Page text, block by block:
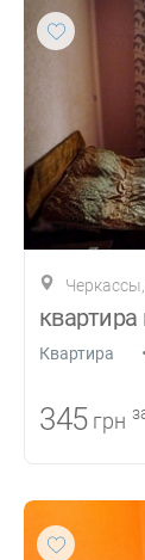
квартира
Квартира
345 грн